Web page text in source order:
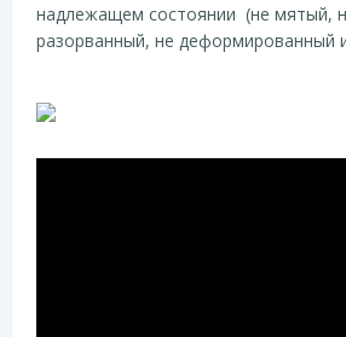
надлежащем состоянии (не мятый,
разорванный, не деформированный